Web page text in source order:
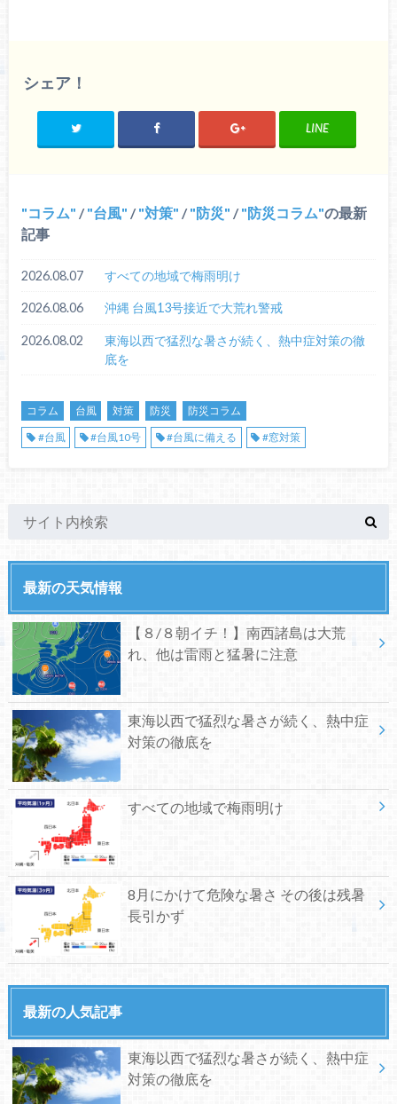
シェア！
LINE
コラム / 台風 / 対策 / 防災 / 防災コラム の最新
記事
2026.08.07 すべての地域で梅雨明け
2026.08.06 沖縄 台風13号接近で大荒れ警戒
2026.08.02
東海以西で猛烈な暑さが続く、熱中症対策の徹
底を
コラム 台風 対策 防災
防災コラム
#台風
#台風10号 #台風に備える #窓対策
最新の天気情報
【８/８朝イチ！】南西諸島は大荒
れ、他は雷雨と猛暑に注意
東海以西で猛烈な暑さが続く、熱中症
対策の徹底を
すべての地域で梅雨明け
8月にかけて危険な暑さ その後は残暑
長引かず
最新の人気記事
東海以西で猛烈な暑さが続く、熱中症
対策の徹底を